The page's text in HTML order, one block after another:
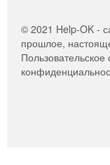
© 2021 Help-OK -
прошлое,